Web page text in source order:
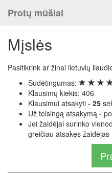
Protų mūšiai
Mįslės
Pasitikrink ar žinai lietuvių
Sudėtingumas:
Klausimų kiekis: 406
Klausimui atsakyti - 25
Už teisingą atsakymą -
Jei žaidėjai surinko
greičiau atsakęs žaidėjas